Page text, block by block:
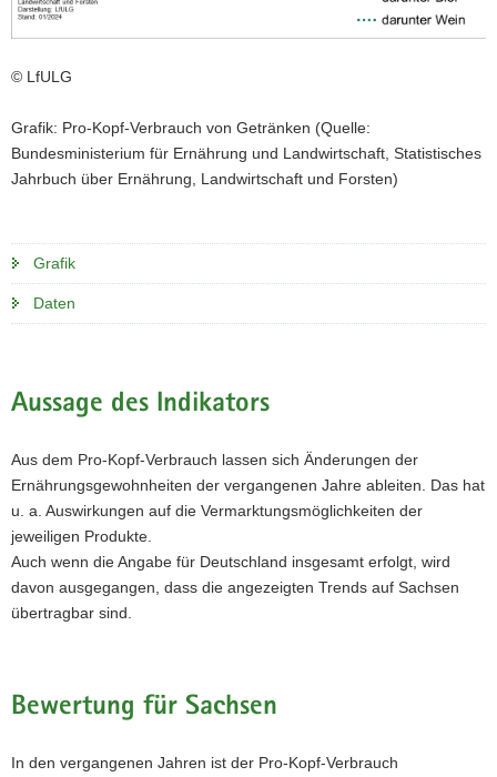
© LfULG
Grafik: Pro-Kopf-Verbrauch von Getränken (Quelle:
Bundesministerium für Ernährung und Landwirtschaft, Statistisches
Jahrbuch über Ernährung, Landwirtschaft und Forsten)
Grafik
Daten
Aussage des Indikators
Aus dem Pro-Kopf-Verbrauch lassen sich Änderungen der
Ernährungsgewohnheiten der vergangenen Jahre ableiten. Das hat
u. a. Auswirkungen auf die Vermarktungsmöglichkeiten der
jeweiligen Produkte.
Auch wenn die Angabe für Deutschland insgesamt erfolgt, wird
davon ausgegangen, dass die angezeigten Trends auf Sachsen
übertragbar sind.
Bewertung für Sachsen
In den vergangenen Jahren ist der Pro-Kopf-Verbrauch